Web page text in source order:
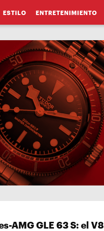
ESTILO ENTRETENIMIENTO
AMG GLE 63 S: el V8